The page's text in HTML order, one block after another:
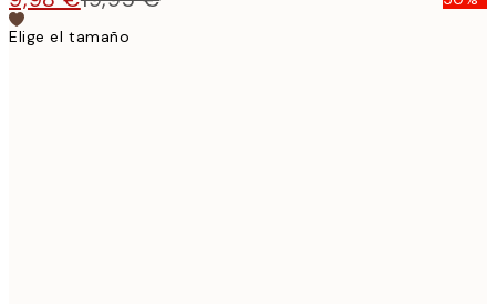
Elige el tamaño